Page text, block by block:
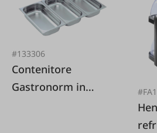
#133306
Contenitore
Gastronorm in
Hendi